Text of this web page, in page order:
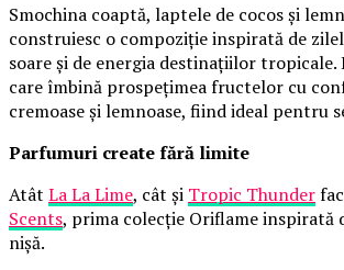
Smochina coaptă, laptele de cocos și
construiesc o compoziție inspirată de
soare și de energia destinațiilor tropicale.
care îmbină prospețimea fructelor cu
cremoase și lemnoase, fiind ideal pentru
Parfumuri create fără limite
Atât La La Lime, cât și Tropic Thunder
Scents, prima colecție Oriflame inspirată
nișă.